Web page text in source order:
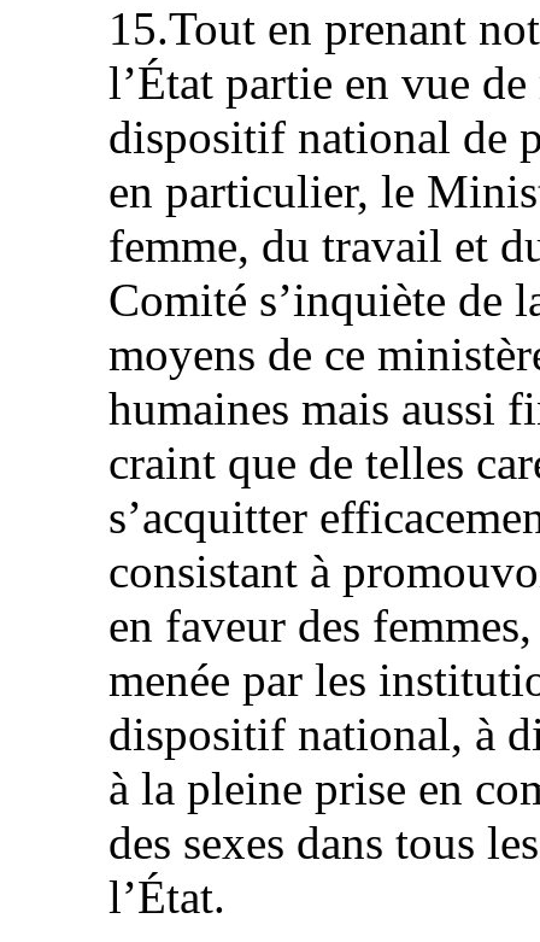
15.Tout en prenant
l’État partie en vue
dispositif national de
en particulier, le
femme, du travail et
Comité s’inquiète de
moyens de ce
humaines mais aussi
craint que de telles
s’acquitter
consistant à
en faveur des
menée par les
dispositif national, à
à la pleine prise en
des sexes dans tous
l’État.